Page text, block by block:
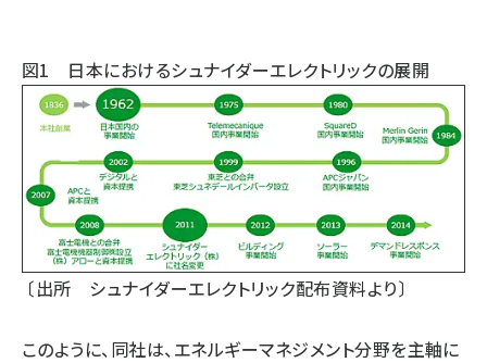
図1 日本におけるシュナイダーエレクトリックの展開
〔出所 シュナイダーエレクトリック配布資料より〕
このように、同社は、エネルギーマネジメント分野を主軸に